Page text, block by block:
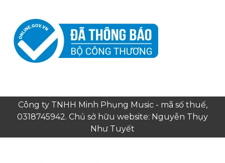
Công ty TNHH Minh Phụng Music - mã số thuế,
0318745942. Chủ sở hữu website: Nguyễn Thụy
Như Tuyết